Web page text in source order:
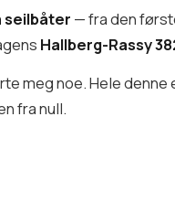
seilbåter — fra den
Hallberg-Rassy
meg noe. Hele
fra null.